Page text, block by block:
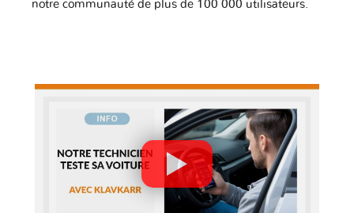
notre communauté de plus de 100 000 utilisateurs.